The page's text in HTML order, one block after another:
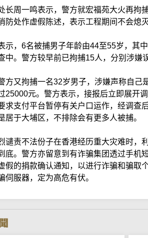
长周一鸣表示，警方就宏福苑大火再拘
防处作虚假陈述，表示工程期间不会熄
示，6名被捕男子年龄由44至55岁，其
中。警方较早前已拘捕15人，分别涉嫌
方又拘捕一名32岁男子，涉嫌声称自己
25000元。警方表示，接报后立即展开
求支付平台暂停有关户口运作，经调查
居于大埔区，不排除会有更多人被捕。
谴责不法份子在香港经历重大灾难时，
底。警方亦留意到有诈骗集团透过手机
假的捐款确认通知，以进行诈骗和骗取
伺服器，定为高危有伏。